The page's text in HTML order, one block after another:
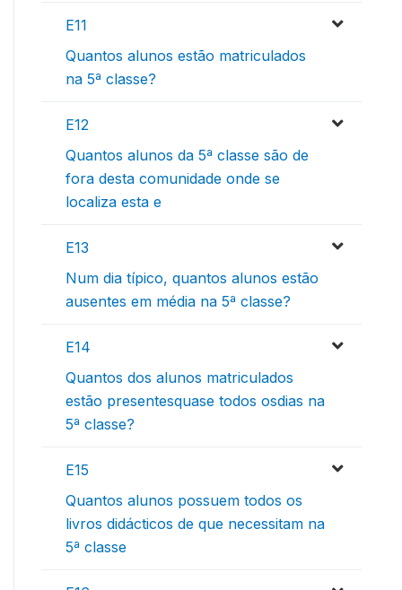
E11
Quantos alunos estão matriculados
na 5ª classe?
E12
Quantos alunos da 5ª classe são de
fora desta comunidade onde se
localiza esta e
E13
Num dia típico, quantos alunos estão
ausentes em média na 5ª classe?
E14
Quantos dos alunos matriculados
estão presentesquase todos osdias na
5ª classe?
E15
Quantos alunos possuem todos os
livros didácticos de que necessitam na
5ª classe